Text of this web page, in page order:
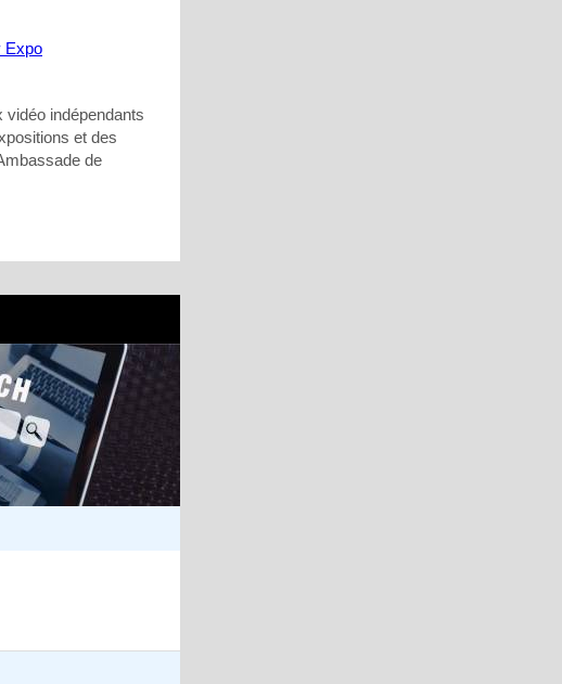
vidéo indépendants
et des
de